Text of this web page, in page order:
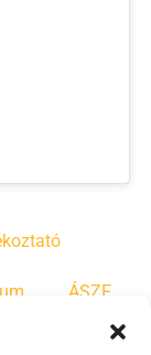
ÁSZF